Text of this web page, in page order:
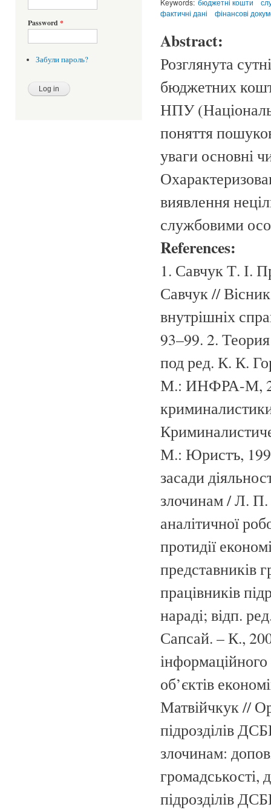
Password *
Забули пароль?
фактичні дані
фінансові
Abstract:
Розглянута
бюджетних
НПУ
поняття
уваги основні
виявлення
службовими
References:
1. Савчук Т. І.
Савчук //
внутрішніх
93–99. 2.
под ред. К. К.
М.: ИНФРА-М,
М.: Юристъ,
засади
злочинам / Л. П.
аналітичної
протидії
представників
працівників
нараді; відп.
Сапсай. – К.,
об’єктів
Матвійчкук //
підрозділів
злочинам:
громадськості,
підрозділів